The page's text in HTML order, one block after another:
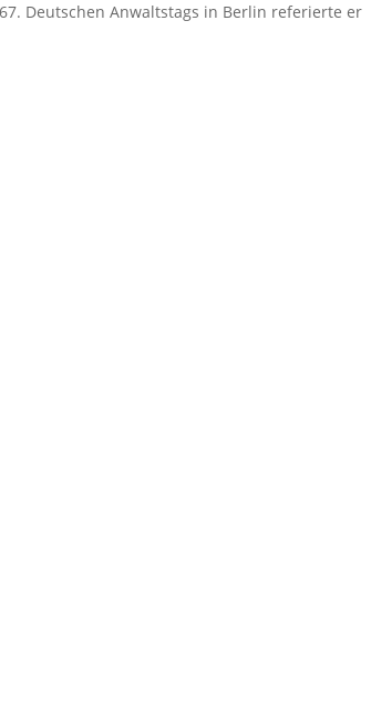
Deutschen Anwaltstags in Berlin referierte er